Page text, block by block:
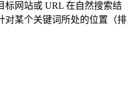
标网站或 URL 在自然搜索结
对某个关键词所处的位置（排